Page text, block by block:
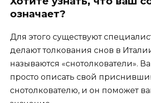
означает?
Для этого существуют
делают толкования снов в
называются «снотолкователи».
просто описать свой
снотолкователю, и он поможет